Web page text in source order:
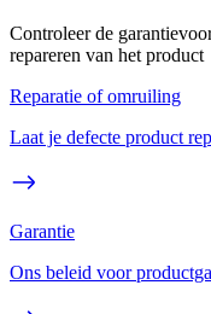
Controleer de
repareren van het product
Reparatie of omruiling
Laat je defecte product
Garantie
Ons beleid voor